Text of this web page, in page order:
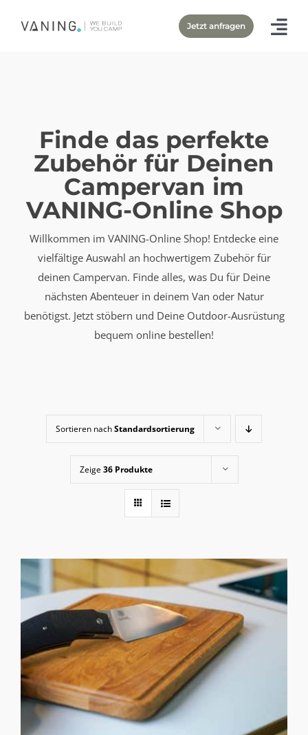
Inhalt
Jetzt anfragen
Finde das perfekte
Zubehör für Deinen
Campervan im
VANING-Online Shop
Willkommen im VANING-Online Shop! Entdecke eine
vielfältige Auswahl an hochwertigem Zubehör für
deinen Campervan. Finde alles, was Du für Deine
nächsten Abenteuer in deinem Van oder Natur
benötigst. Jetzt stöbern und Deine Outdoor-Ausrüstung
bequem online bestellen!
Sortieren nachStandardsortierung
Zeige36 Produkte